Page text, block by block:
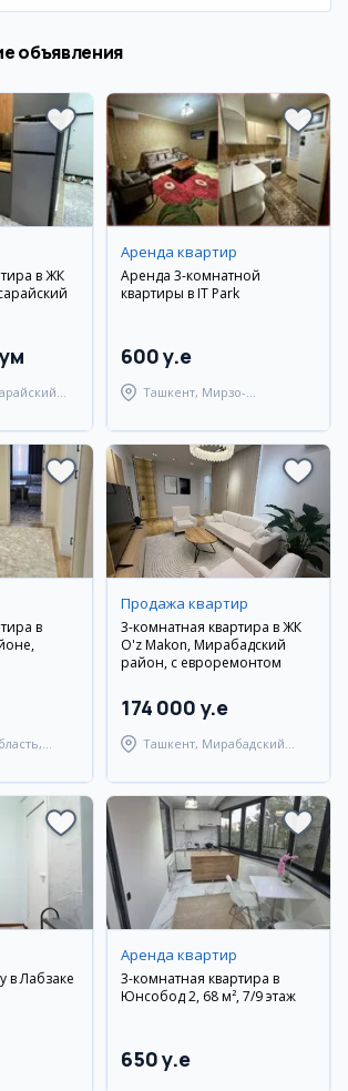
объявления
в ЖК
Аренда квартир
Аренда 3-комнатной
квартиры в IT Park
600 y.e
Ташкент, Мирзо-
в
Продажа квартир
3-комнатная квартира в ЖК
O'z Makon, Мирабадский
район, с евроремонтом
174 000 y.e
Ташкент, Мирабадский
в Лабзаке
Аренда квартир
3-комнатная квартира в
Юнсобод 2, 68 м², 7/9 этаж
650 y.e